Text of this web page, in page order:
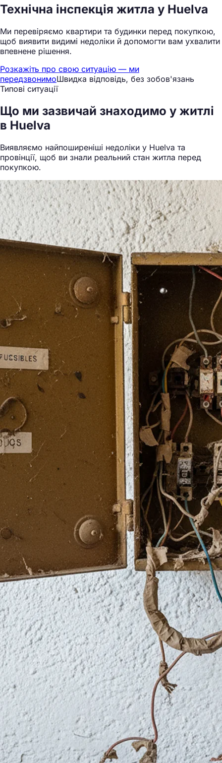
Технічна інспекція житла у Huelva
Ми перевіряємо квартири та будинки перед покупкою,
щоб виявити видимі недоліки й допомогти вам ухвалити
впевнене рішення.
Розкажіть про свою ситуацію — ми
передзвонимоШвидка відповідь, без зобов'язань
Типові ситуації
Що ми зазвичай знаходимо у житлі
в Huelva
Виявляємо найпоширеніші недоліки у Huelva та
провінції, щоб ви знали реальний стан житла перед
покупкою.